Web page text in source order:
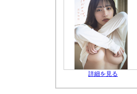
詳細を見る